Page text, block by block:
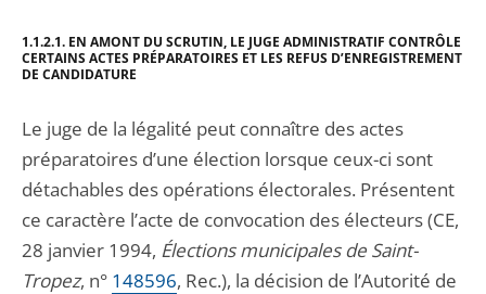
1.1.2.1. EN AMONT DU SCRUTIN, LE JUGE ADMINISTRATIF CONTRÔLE
CERTAINS ACTES PRÉPARATOIRES ET LES REFUS D’ENREGISTREMENT
DE CANDIDATURE
Le juge de la légalité peut connaître des actes
préparatoires d’une élection lorsque ceux-ci sont
détachables des opérations électorales. Présentent
ce caractère l’acte de convocation des électeurs (CE,
28 janvier 1994, Élections municipales de Saint-
Tropez, n° 148596, Rec.), la décision de l’Autorité de